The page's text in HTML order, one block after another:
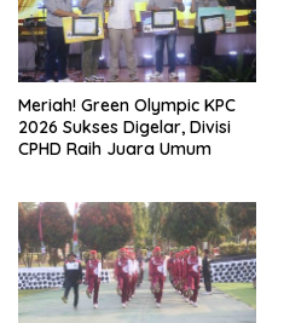
Meriah! Green Olympic KPC
2026 Sukses Digelar, Divisi
CPHD Raih Juara Umum